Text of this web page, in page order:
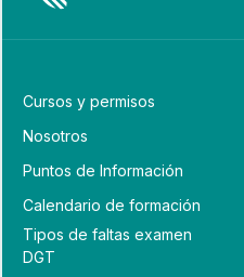
Cursos y permisos
Nosotros
Puntos de Información
Calendario de formación
Tipos de faltas examen
DGT